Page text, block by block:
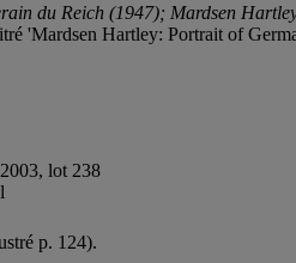
du Reich (1947); Mardsen
'Mardsen Hartley: Portrait of
lot 238
p. 124).